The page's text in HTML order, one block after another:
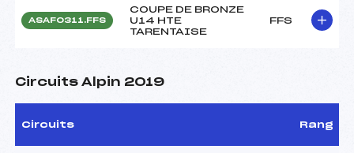
ASAF0311.FFS
COUPE DE BRONZE
U14 HTE
TARENTAISE
FFS
Circuits Alpin 2019
Circuits Rang